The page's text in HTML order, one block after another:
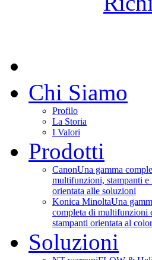
Chi Siamo
Profilo
La Storia
I Valori
Prodotti
CanonUna gamma
multifunzioni, stampanti e
orientata alle soluzioni
Konica MinoltaUna
completa di multifunzioni
stampanti orientata al
Soluzioni